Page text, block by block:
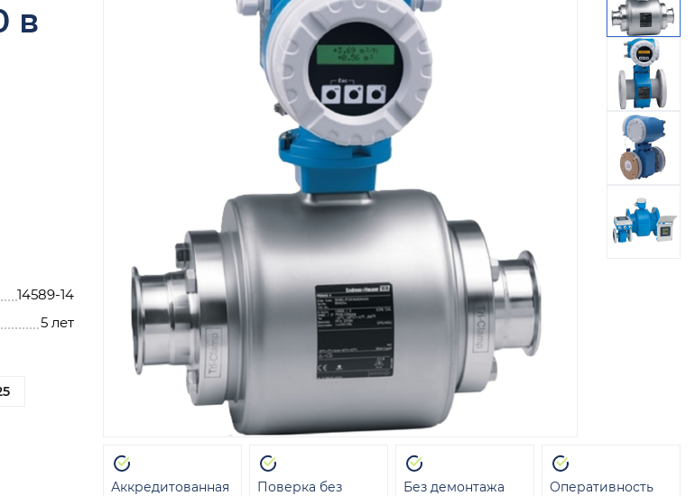
в
14589-14
5 лет
Аккредитованная
Поверка без
Без демонтажа
Оперативность